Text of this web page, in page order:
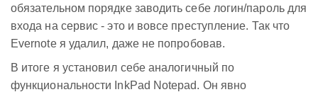
обязательном порядке заводить себе логин/пароль для
входа на сервис - это и вовсе преступление. Так что
Evernote я удалил, даже не попробовав.
В итоге я установил себе аналогичный по
функциональности InkPad Notepad. Он явно